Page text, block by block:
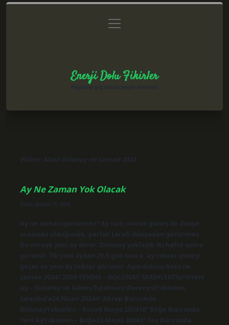
Gizlilik Politikası
menüyü
aç
Enerji Dolu Fikirler
Etiket: Mavi dolunay ne zaman 2024
Ay Ne Zaman Yok Olacak
Tarih: Kasım 11, 2024
Ay ne zaman görünmez? Ay tam olarak güneş ile dünya
arasında olduğunda, parlak tarafı dünyadan görünmez.
Bu evreye yeni ay denir. Dolunay yaklaşık iki hafta sonra
görünür. İlk yeni aydan 29,5 gün sonra, ay tekrar güneşi
geçer ve yeni ay tekrar görünür. Ayın dolusu boşu ne
zaman 2024? 2024 YENİAY – DOLUNAY TARİHLERİTarihYeni
Ay – Dolunay ve Güneş Tutulması DerecesiYükselen
İstanbul’a24 Nisan 20244° Akrep Burcunda
DolunayYükselen – Kova8 Mayıs 202418° Boğa Burcunda
Yeni AyYükselen – Boğa23 Mayıs 20243° Yay Burcunda